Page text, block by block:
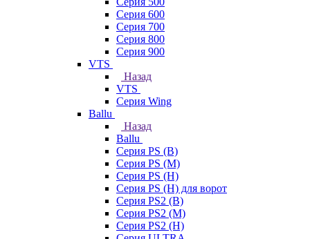
Серия 600
Серия 700
Серия 800
Серия 900
VTS
Назад
VTS
Серия Wing
Ballu
Назад
Ballu
Серия PS (B)
Серия PS (M)
Серия PS (H)
Серия PS (H) для ворот
Серия PS2 (B)
Серия PS2 (M)
Серия PS2 (H)